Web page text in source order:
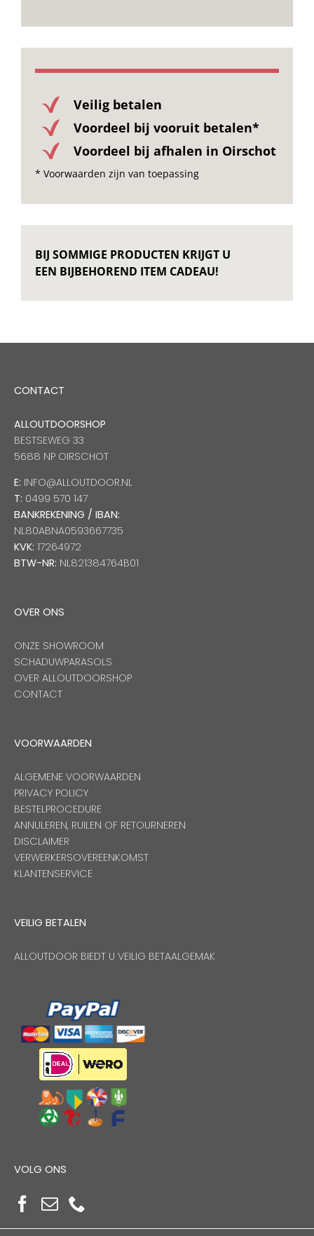
Veilig betalen
Voordeel bij vooruit betalen*
Voordeel bij afhalen in Oirschot
* Voorwaarden zijn van toepassing
BIJ SOMMIGE PRODUCTEN KRIJGT U
EEN BIJBEHOREND ITEM CADEAU!
CONTACT
ALLOUTDOORSHOP
BESTSEWEG 33
5688 NP OIRSCHOT
E: INFO@ALLOUTDOOR.NL
T: 0499 570 147
BANKREKENING / IBAN:
NL80ABNA0593667735
KVK: 17264972
BTW-NR: NL821384764B01
OVER ONS
ONZE SHOWROOM
SCHADUWPARASOLS
OVER ALLOUTDOORSHOP
CONTACT
VOORWAARDEN
ALGEMENE VOORWAARDEN
PRIVACY POLICY
BESTELPROCEDURE
ANNULEREN, RUILEN OF RETOURNEREN
DISCLAIMER
VERWERKERSOVEREENKOMST
KLANTENSERVICE
VEILIG BETALEN
ALLOUTDOOR BIEDT U VEILIG BETAALGEMAK
VOLG ONS